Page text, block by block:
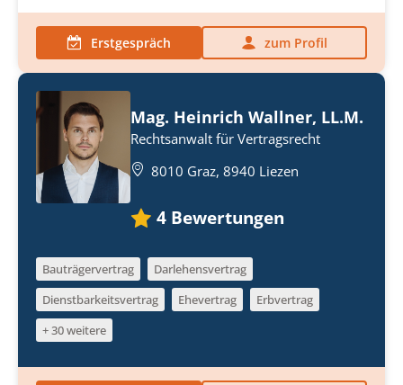
Erstgespräch zum Profil
Mag. Heinrich Wallner, LL.M.
Rechtsanwalt für Vertragsrecht
8010 Graz, 8940 Liezen
4 Bewertungen
Bauträgervertrag
Darlehensvertrag
Dienstbarkeitsvertrag
Ehevertrag
Erbvertrag
+ 30 weitere